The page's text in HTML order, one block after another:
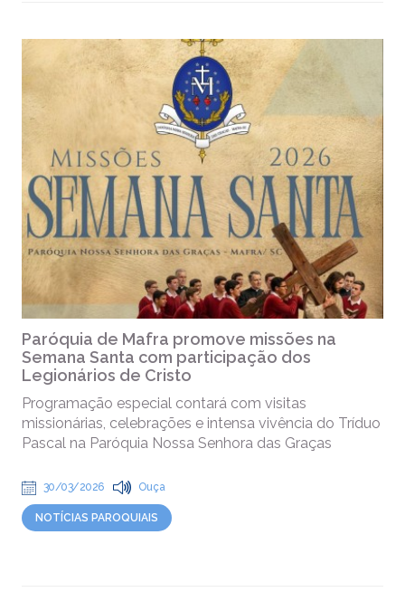
Paróquia de Mafra promove missões na
Semana Santa com participação dos
Legionários de Cristo
Programação especial contará com visitas
missionárias, celebrações e intensa vivência do Tríduo
Pascal na Paróquia Nossa Senhora das Graças
30/03/2026 Ouça
NOTÍCIAS PAROQUIAIS